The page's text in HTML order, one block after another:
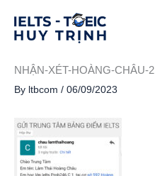
content
NHẬN-XÉT-HOÀNG-CHÂU-2
By ltbcom / 06/09/2023